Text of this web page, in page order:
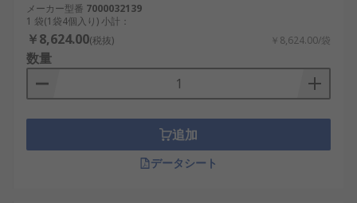
メーカー型番 7000032139
1 袋(1袋4個入り) 小計：
￥8,624.00(税抜) ￥8,624.00/袋
数量
追加
データシート